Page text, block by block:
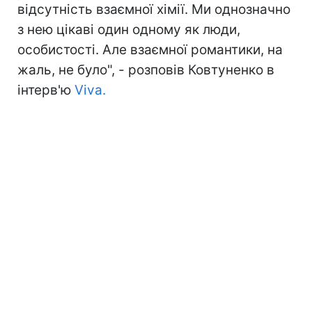
відсутність взаємної хімії. Ми однозначно
з нею цікаві один одному як люди,
особистості. Але взаємної романтики, на
жаль, не було", - розповів Ковтуненко в
інтерв'ю Viva.